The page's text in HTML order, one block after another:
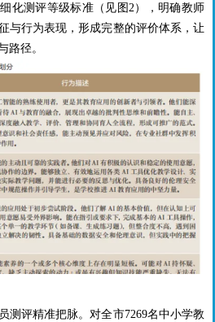
化测评等级标准（见图 2 ），明确教师
与行为表现，形成完整的评价体系，让
路径。
测评精准把脉。对全市7269名中小学教